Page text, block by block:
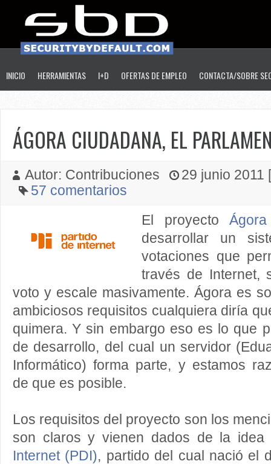
INICIO HERRAMIENTAS I+D OFERTAS DE EMPLEO CONTACTA/SOBRE
ÁGORA CIUDADANA, EL
Autor: Contribuciones
29 junio 2011
57 comentarios
El proyecto
desarrollar un
votaciones que
través de Internet,
voto y escale masivamente. Ágora es
ambiciosos requisitos cualquiera diría
quimera. Y sin embargo eso es lo que
de desarrollo, del cual un servidor
Informático) forma parte, y estamos
de que es posible.
Los requisitos del proyecto son los
son claros y vienen dados de la
Internet (PDI), partido del cual nació el